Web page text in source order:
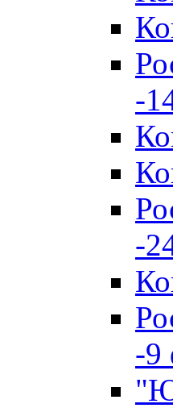
-
-
-9